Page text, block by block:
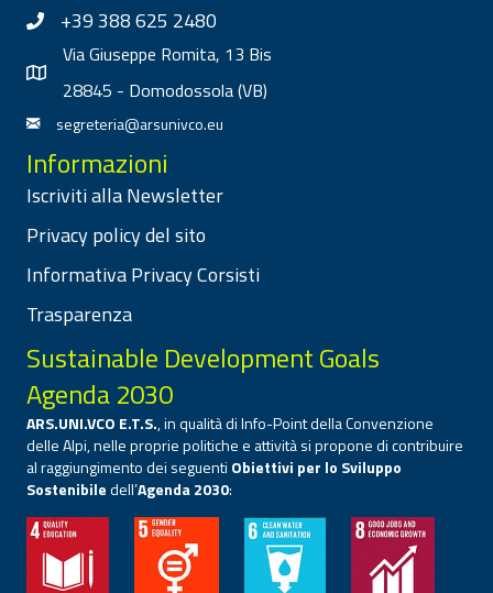
+39 388 625 2480
Via Giuseppe Romita, 13 Bis
28845 - Domodossola (VB)
segreteria@arsunivco.eu
Informazioni
Iscriviti alla Newsletter
Privacy policy del sito
Informativa Privacy Corsisti
Trasparenza
Sustainable Development Goals
Agenda 2030
ARS.UNI.VCO E.T.S., in qualità di Info-Point della Convenzione
delle Alpi, nelle proprie politiche e attività si propone di contribuire
al raggiungimento dei seguenti Obiettivi per lo Sviluppo
Sostenibiledell’Agenda 2030: